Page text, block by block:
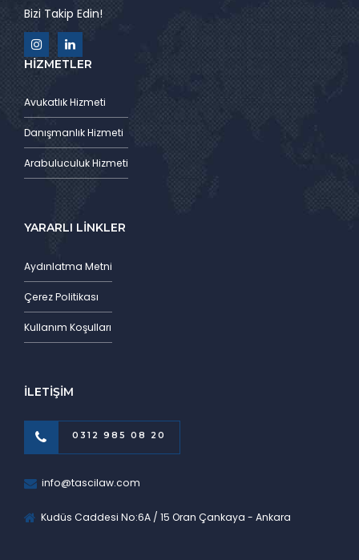
Bizi Takip Edin!
HİZMETLER
Avukatlık Hizmeti
Danışmanlık Hizmeti
Arabuluculuk Hizmeti
YARARLI LİNKLER
Aydınlatma Metni
Çerez Politikası
Kullanım Koşulları
İLETİŞİM
0312 985 08 20
info@tascilaw.com
Kudüs Caddesi No:6A / 15 Oran Çankaya - Ankara